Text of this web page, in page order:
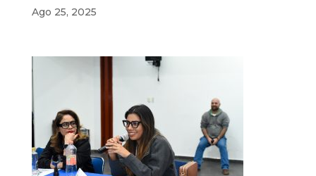
Ago 25, 2025